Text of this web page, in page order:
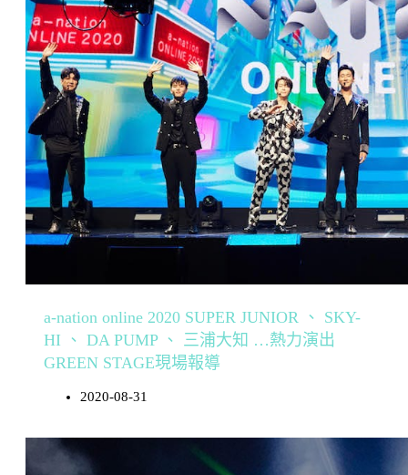
a-nation online 2020 SUPER JUNIOR 、 SKY-
HI 、 DA PUMP 、 三浦大知 …熱力演出
GREEN STAGE現場報導
2020-08-31